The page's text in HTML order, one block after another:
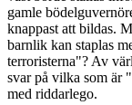
gamle
knappast att bildas.
barnlik kan staplas
terroristerna"? Av
svar på vilka som är
med riddarlego.